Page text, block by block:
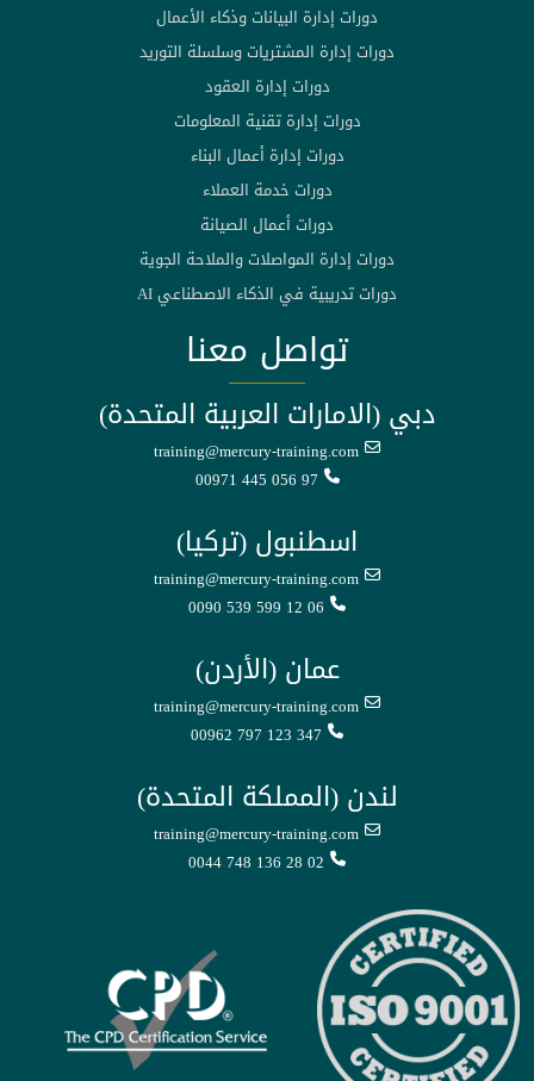
دورات إدارة البيانات وذكاء الأعمال
دورات إدارة المشتريات وسلسلة التوريد
دورات إدارة العقود
دورات إدارة تقنية المعلومات
دورات إدارة أعمال البناء
دورات خدمة العملاء
دورات أعمال الصيانة
دورات إدارة المواصلات والملاحة الجوية
دورات تدريبية في الذكاء الاصطناعي AI
تواصل معنا
دبي (الامارات العربية المتحدة)
training@mercury-training.com
00971 445 056 97
اسطنبول (تركيا)
training@mercury-training.com
0090 539 599 12 06
عمان (الأردن)
training@mercury-training.com
00962 797 123 347
لندن (المملكة المتحدة)
training@mercury-training.com
0044 748 136 28 02